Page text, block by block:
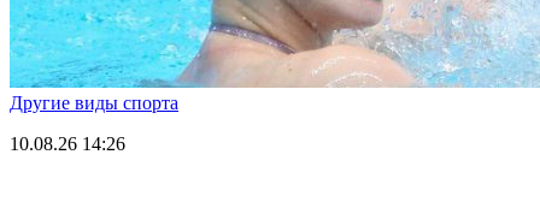
Другие виды спорта
10.08.26 14:26